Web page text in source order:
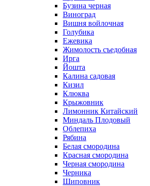
Бузина черная
Виноград
Вишня войлочная
Голубика
Ежевика
Жимолость съедобная
Ирга
Йошта
Калина садовая
Кизил
Клюква
Крыжовник
Лимонник Китайский
Миндаль Плодовый
Облепиха
Рябина
Белая смородина
Красная смородина
Черная смородина
Черника
Шиповник